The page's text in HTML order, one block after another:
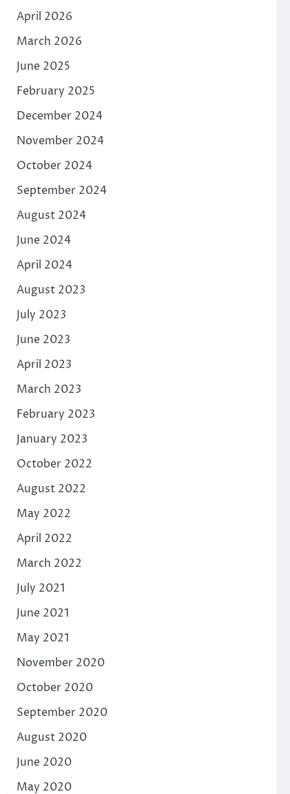
April 2026
March 2026
June 2025
February 2025
December 2024
November 2024
October 2024
September 2024
August 2024
June 2024
April 2024
August 2023
July 2023
June 2023
April 2023
March 2023
February 2023
January 2023
October 2022
August 2022
May 2022
April 2022
March 2022
July 2021
June 2021
May 2021
November 2020
October 2020
September 2020
August 2020
June 2020
May 2020